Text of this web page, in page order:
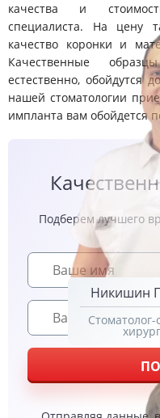
Никишин
Стоматолог-
качества и
специалиста. На цену
качество коронки и
Качественные
естественно, обойдутся
нашей стоматологии
импланта вам обойдется
Подберем лучшего